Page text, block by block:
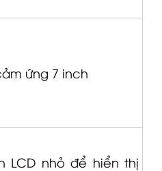
ứng 7 inch
LCD nhỏ để hiển thị